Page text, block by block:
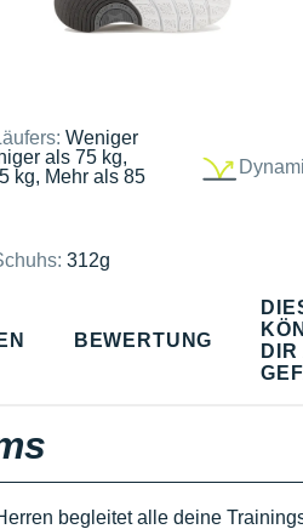
Weniger
als 75 kg,
kg, Mehr als 85
312g
BEWERTUNG
DIR
begleitet alle deine